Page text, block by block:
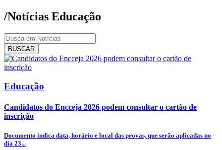
/Notícias Educação
BUSCAR
Educação
Candidatos do Encceja 2026 podem consultar o cartão de
inscrição
Documento indica data, horário e local das provas, que serão aplicadas no
dia 23...